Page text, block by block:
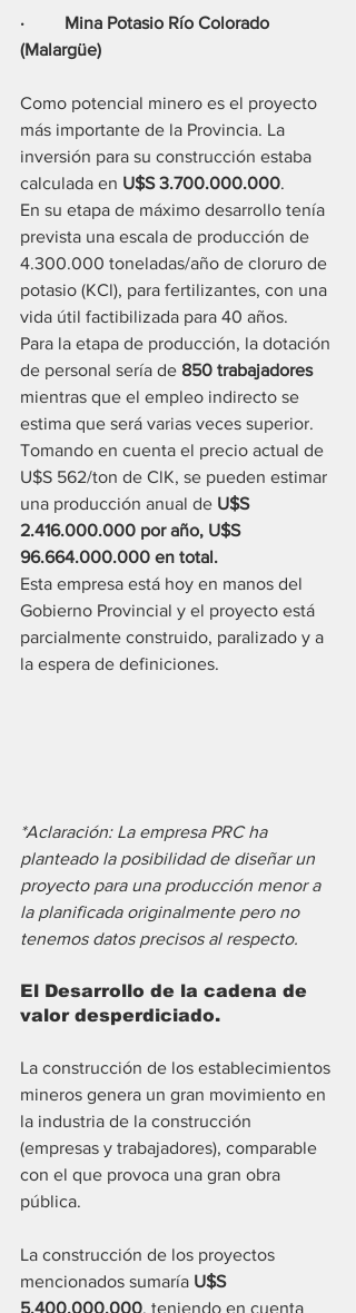
·         Mina Potasio Río Colorado
(Malargüe)
Como potencial minero es el proyecto
más importante de la Provincia. La
inversión para su construcción estaba
calculada en U$S 3.700.000.000.
En su etapa de máximo desarrollo tenía
prevista una escala de producción de
4.300.000 toneladas/año de cloruro de
potasio (KCl), para fertilizantes, con una
vida útil factibilizada para 40 años.
Para la etapa de producción, la dotación
de personal sería de 850 trabajadores
mientras que el empleo indirecto se
estima que será varias veces superior.
Tomando en cuenta el precio actual de
U$S 562/ton de ClK, se pueden estimar
una producción anual de U$S
2.416.000.000 por año, U$S
96.664.000.000 en total.
Esta empresa está hoy en manos del
Gobierno Provincial y el proyecto está
parcialmente construido, paralizado y a
la espera de definiciones.
*Aclaración: La empresa PRC ha
planteado la posibilidad de diseñar un
proyecto para una producción menor a
la planificada originalmente pero no
tenemos datos precisos al respecto.
El Desarrollo de la cadena de
valor desperdiciado.
La construcción de los establecimientos
mineros genera un gran movimiento en
la industria de la construcción
(empresas y trabajadores), comparable
con el que provoca una gran obra
pública.
La construcción de los proyectos
mencionados sumaría U$S
5.400.000.000, teniendo en cuenta